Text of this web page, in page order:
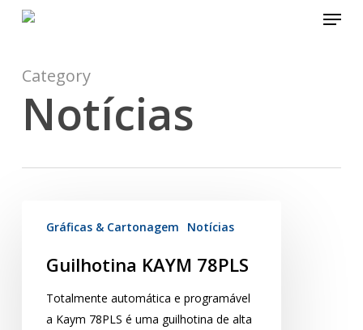
content
Menu
Category
Notícias
Gráficas & Cartonagem Notícias
Guilhotina KAYM 78PLS
Totalmente automática e programável
a Kaym 78PLS é uma guilhotina de alta